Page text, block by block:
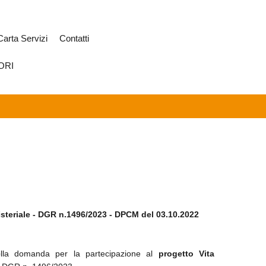
Servizi Contatti
- DGR n.1496/2023 - DPCM del 03.10.2022
domanda per la partecipazione al progetto Vita